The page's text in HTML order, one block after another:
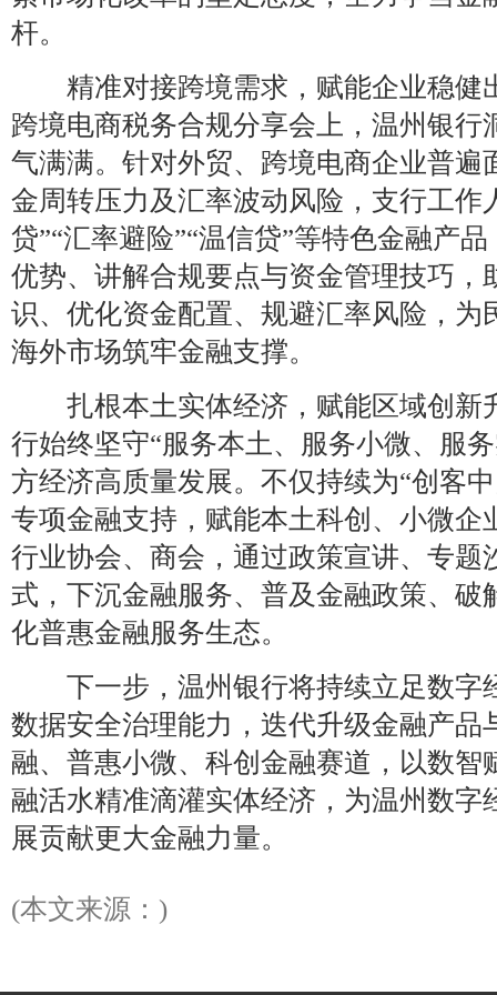
杆。
精准对接跨境需求，赋能企业稳健
跨境电商税务合规分享会上，温州银行
气满满。针对外贸、跨境电商企业普遍
金周转压力及汇率波动风险，支行工作
贷”“汇率避险”“温信贷”等特色金融产
优势、讲解合规要点与资金管理技巧，
识、优化资金配置、规避汇率风险，为
海外市场筑牢金融支撑。
扎根本土实体经济，赋能区域创新
行始终坚守“服务本土、服务小微、服
方经济高质量发展。不仅持续为“创客
专项金融支持，赋能本土科创、小微企
行业协会、商会，通过政策宣讲、专题
式，下沉金融服务、普及金融政策、破
化普惠金融服务生态。
下一步，温州银行将持续立足数字
数据安全治理能力，迭代升级金融产品
融、普惠小微、科创金融赛道，以数智
融活水精准滴灌实体经济，为温州数字
展贡献更大金融力量。
(本文来源：)